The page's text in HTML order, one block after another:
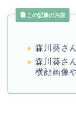
この記事の内容
森川葵さ
森川葵さ
横顔画像